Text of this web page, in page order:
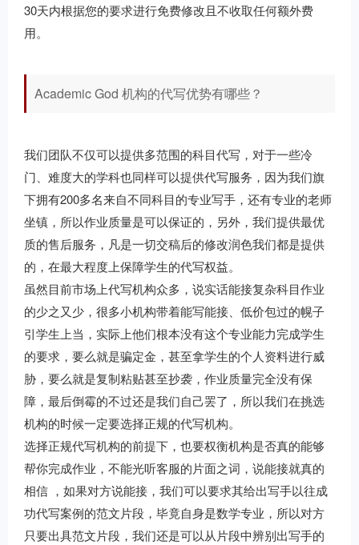
30天内根据您的要求进行免费修改且不收取任何额外费
用。
Academic God 机构的代写优势有哪些？
我们团队不仅可以提供多范围的科目代写，对于一些冷
门、难度大的学科也同样可以提供代写服务，因为我们旗
下拥有200多名来自不同科目的专业写手，还有专业的老师
坐镇，所以作业质量是可以保证的，另外，我们提供最优
质的售后服务，凡是一切交稿后的修改润色我们都是提供
的，在最大程度上保障学生的代写权益。
虽然目前市场上代写机构众多，说实话能接复杂科目作业
的少之又少，很多小机构带着能写能接、低价包过的幌子
引学生上当，实际上他们根本没有这个专业能力完成学生
的要求，要么就是骗定金，甚至拿学生的个人资料进行威
胁，要么就是复制粘贴甚至抄袭，作业质量完全没有保
障，最后倒霉的不过还是我们自己罢了，所以我们在挑选
机构的时候一定要选择正规的代写机构。
选择正规代写机构的前提下，也要权衡机构是否真的能够
帮你完成作业，不能光听客服的片面之词，说能接就真的
相信 ，如果对方说能接，我们可以要求其给出写手以往成
功代写案例的范文片段，毕竟自身是数学专业，所以对方
只要出具范文片段，我们还是可以从片段中辨别出写手的